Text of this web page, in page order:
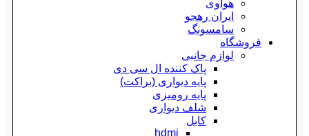
هواوی
ایران رهجو
سامسونگ
فروشگاه
لوازم جانبی
پاک کننده ال سی دی
پایه دیواری (براکت)
پایه رومیزی
شلف دیواری
کابل
hdmi